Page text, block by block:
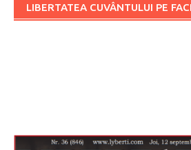
LIBERTATEA CUVÂNTULUI PE